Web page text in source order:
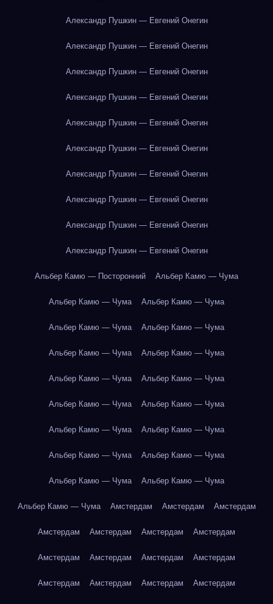
Александр Пушкин — Евгений Онегин
Александр Пушкин — Евгений Онегин
Александр Пушкин — Евгений Онегин
Александр Пушкин — Евгений Онегин
Александр Пушкин — Евгений Онегин
Александр Пушкин — Евгений Онегин
Александр Пушкин — Евгений Онегин
Александр Пушкин — Евгений Онегин
Александр Пушкин — Евгений Онегин
Александр Пушкин — Евгений Онегин
Альбер Камю — Посторонний Альбер Камю — Чума
Альбер Камю — Чума Альбер Камю — Чума
Альбер Камю — Чума Альбер Камю — Чума
Альбер Камю — Чума Альбер Камю — Чума
Альбер Камю — Чума Альбер Камю — Чума
Альбер Камю — Чума Альбер Камю — Чума
Альбер Камю — Чума Альбер Камю — Чума
Альбер Камю — Чума Альбер Камю — Чума
Альбер Камю — Чума Альбер Камю — Чума
Альбер Камю — Чума Амстердам Амстердам Амстердам
Амстердам Амстердам Амстердам Амстердам
Амстердам Амстердам Амстердам Амстердам
Амстердам Амстердам Амстердам Амстердам